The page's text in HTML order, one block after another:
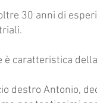
30 anni di
caratteristica
destro Antonio,